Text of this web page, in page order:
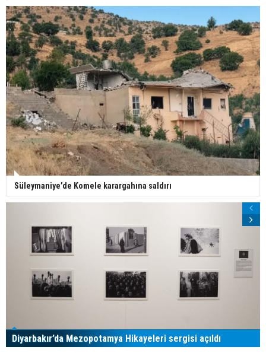
Süleymaniye’de Komele karargahına saldırı
Diyarbakır’da Mezopotamya Hikayeleri sergisi açıldı